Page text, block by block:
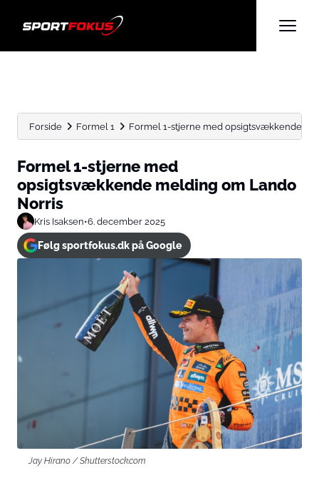
Forside Formel 1 Formel 1-stjerne med opsigtsvækkende
Formel 1-stjerne med
opsigtsvækkende melding om Lando
Norris
Kris Isaksen•6. december 2025
Følg sportfokus.dk på Google
Jay Hirano / Shutterstock.com